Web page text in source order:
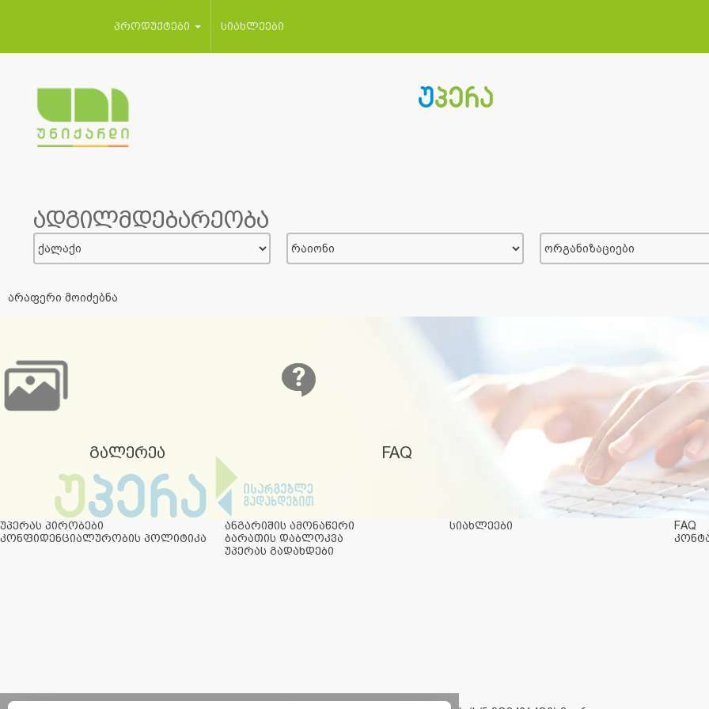
პროდუქტები სიახლეები
ადგილმდებარეობა
არაფერი მოიძებნა
გალერეა FAQ
უპერას პირობები
კონფიდენციალურობის პოლიტიკა
ანგარიშის ამონაწერი
ბარათის დაბლოკვა
უპერას გადახდები
სიახლეები
FAQ